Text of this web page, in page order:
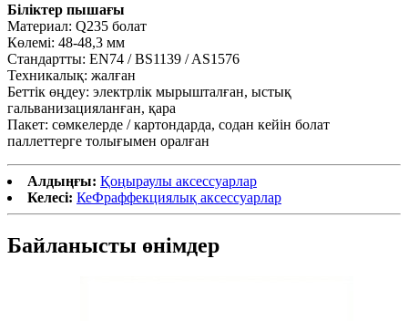
Біліктер пышағы
Материал: Q235 болат
Көлемі: 48-48,3 мм
Стандартты: EN74 / BS1139 / AS1576
Техникалық: жалған
Беттік өңдеу: электрлік мырышталған, ыстық
гальванизацияланған, қара
Пакет: сөмкелерде / картондарда, содан кейін болат
паллеттерге толығымен оралған
Алдыңғы: Қоңыраулы аксессуарлар
Келесі: КеФраффекциялық аксессуарлар
Байланысты өнімдер